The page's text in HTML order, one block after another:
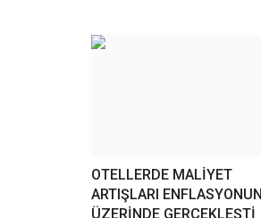
OTELLERDE MALİYET
ARTIŞLARI ENFLASYONUN
ÜZERİNDE GERÇEKLEŞTİ